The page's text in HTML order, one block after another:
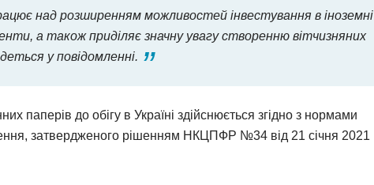
над розширенням можливостей інвестування в іноземні
а також приділяє значну увагу створенню вітчизняних
у повідомленні.
паперів до обігу в Україні здійснюється згідно з нормами
затвердженого рішенням НКЦПФР №34 від 21 січня 2021